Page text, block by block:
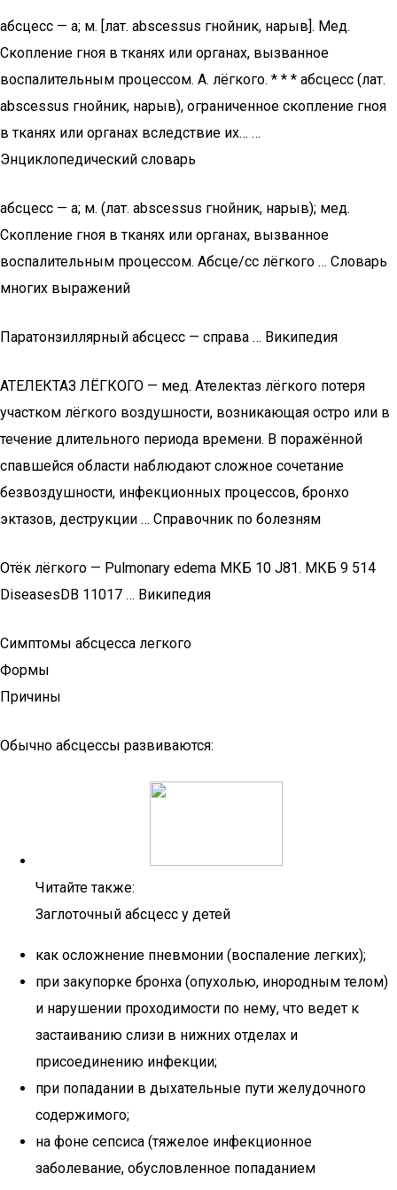
абсцесс — а; м. [лат. abscessus гнойник, нарыв]. Мед.
Скопление гноя в тканях или органах, вызванное
воспалительным процессом. А. лёгкого. * * * абсцесс (лат.
abscessus гнойник, нарыв), ограниченное скопление гноя
в тканях или органах вследствие их… …
Энциклопедический словарь
абсцесс — а; м. (лат. abscessus гнойник, нарыв); мед.
Скопление гноя в тканях или органах, вызванное
воспалительным процессом. Абсце/сс лёгкого … Словарь
многих выражений
Паратонзиллярный абсцесс — справа … Википедия
АТЕЛЕКТАЗ ЛЁГКОГО — мед. Ателектаз лёгкого потеря
участком лёгкого воздушности, возникающая остро или в
течение длительного периода времени. В поражённой
спавшейся области наблюдают сложное сочетание
безвоздушности, инфекционных процессов, бронхо
эктазов, деструкции … Справочник по болезням
Отёк лёгкого — Pulmonary edema МКБ 10 J81. МКБ 9 514
DiseasesDB 11017 … Википедия
Симптомы абсцесса легкого
Формы
Причины
Обычно абсцессы развиваются:
Читайте также:
Заглоточный абсцесс у детей
как осложнение пневмонии (воспаление легких);
при закупорке бронха (опухолью, инородным телом)
и нарушении проходимости по нему, что ведет к
застаиванию слизи в нижних отделах и
присоединению инфекции;
при попадании в дыхательные пути желудочного
содержимого;
на фоне сепсиса (тяжелое инфекционное
заболевание, обусловленное попаданием